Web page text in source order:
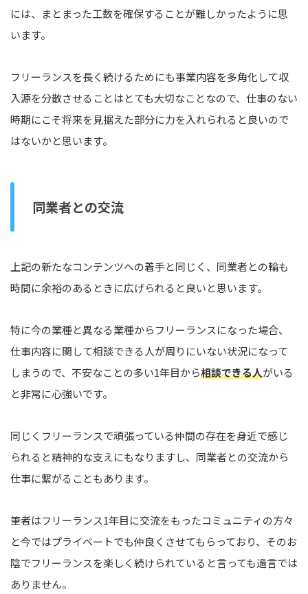
には、まとまった工数を確保することが難しかったように思
います。
フリーランスを長く続けるためにも事業内容を多角化して収
入源を分散させることはとても大切なことなので、仕事のない
時期にこそ将来を見据えた部分に力を入れられると良いので
はないかと思います。
同業者との交流
上記の新たなコンテンツへの着手と同じく、同業者との輪も
時間に余裕のあるときに広げられると良いと思います。
特に今の業種と異なる業種からフリーランスになった場合、
仕事内容に関して相談できる人が周りにいない状況になって
しまうので、不安なことの多い1年目から相談できる人がいる
と非常に心強いです。
同じくフリーランスで頑張っている仲間の存在を身近で感じ
られると精神的な支えにもなりますし、同業者との交流から
仕事に繋がることもあります。
筆者はフリーランス1年目に交流をもったコミュニティの方々
と今ではプライベートでも仲良くさせてもらっており、そのお
陰でフリーランスを楽しく続けられていると言っても過言では
ありません。